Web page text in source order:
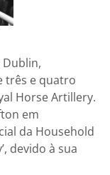
Dublin,
três e quatro
Horse Artillery.
em
da Household
devido à sua